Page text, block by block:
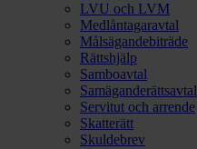
LVU och LVM
Medlåntagaravtal
Målsägandebiträde
Rättshjälp
Samboavtal
Samäganderättsavtal
Servitut och arrende
Skatterätt
Skuldebrev